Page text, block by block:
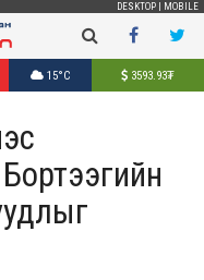
DESKTOP MOBILE
15°C 3593.93₮